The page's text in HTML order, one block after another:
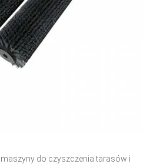
do czyszczenia tarasów i